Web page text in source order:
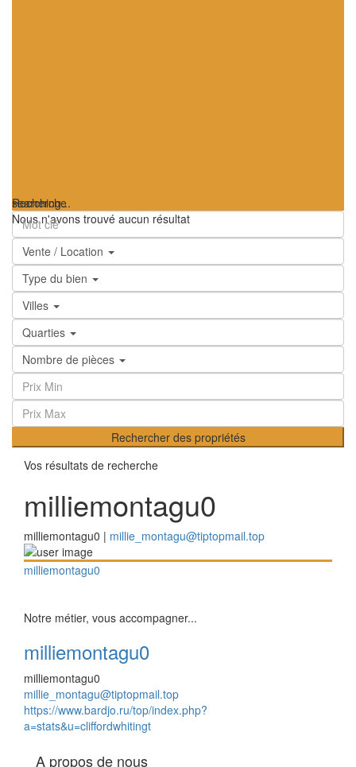
searching...
Nous n'avons trouvé aucun résultat
Recherche
Vente / Location
Type du bien
Villes
Quarties
Nombre de pièces
Rechercher des propriétés
Vos résultats de recherche
milliemontagu0
milliemontagu0 | millie_montagu@tiptopmail.top
milliemontagu0
Notre métier, vous accompagner...
milliemontagu0
milliemontagu0
millie_montagu@tiptopmail.top
https://www.bardjo.ru/top/index.php?
a=stats&u=cliffordwhitingt
A propos de nous